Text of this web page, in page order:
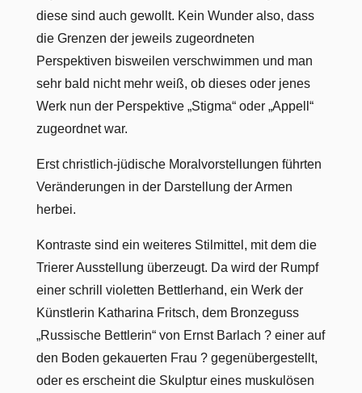
diese sind auch gewollt. Kein Wunder also, dass
die Grenzen der jeweils zugeordneten
Perspektiven bisweilen verschwimmen und man
sehr bald nicht mehr weiß, ob dieses oder jenes
Werk nun der Perspektive „Stigma“ oder „Appell“
zugeordnet war.
Erst christlich-jüdische Moralvorstellungen führten
Veränderungen in der Darstellung der Armen
herbei.
Kontraste sind ein weiteres Stilmittel, mit dem die
Trierer Ausstellung überzeugt. Da wird der Rumpf
einer schrill violetten Bettlerhand, ein Werk der
Künstlerin Katharina Fritsch, dem Bronzeguss
„Russische Bettlerin“ von Ernst Barlach ? einer auf
den Boden gekauerten Frau ? gegenübergestellt,
oder es erscheint die Skulptur eines muskulösen